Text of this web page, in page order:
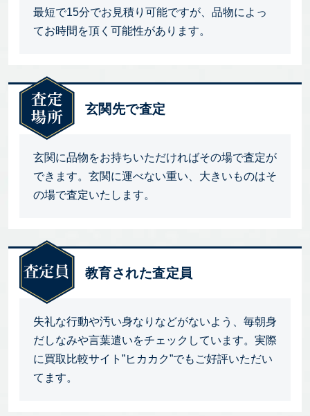
最短で15分でお見積り可能ですが、品物によっ
てお時間を頂く可能性があります。
玄関先で査定
玄関に品物をお持ちいただければその場で査定が
できます。玄関に運べない重い、大きいものはそ
の場で査定いたします。
教育された査定員
失礼な行動や汚い身なりなどがないよう、毎朝身
だしなみや言葉遣いをチェックしています。実際
に買取比較サイト”ヒカカク”でもご好評いただい
てます。